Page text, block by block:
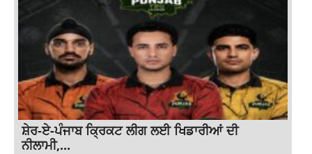
ਸ਼ੇਰ-ਏ-ਪੰਜਾਬ ਕ੍ਰਿਕਟ ਲੀਗ ਲਈ ਖਿਡਾਰੀਆਂ ਦੀ
ਨੀਲਾਮੀ,...